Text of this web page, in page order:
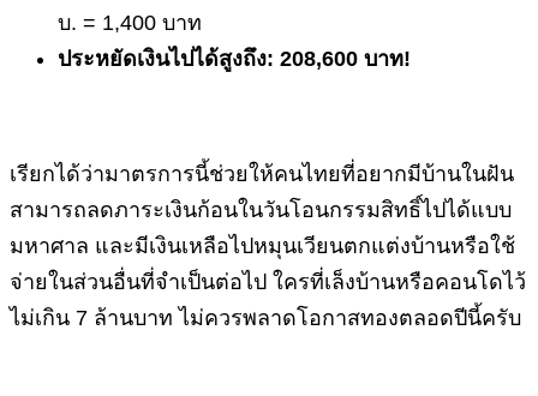
บ. = 1,400 บาท
ประหยัดเงินไปได้สูงถึง: 208,600 บาท!
เรียกได้ว่ามาตรการนี้ช่วยให้คนไทยที่อยากมีบ้านในฝัน
สามารถลดภาระเงินก้อนในวันโอนกรรมสิทธิ์ไปได้แบบ
มหาศาล และมีเงินเหลือไปหมุนเวียนตกแต่งบ้านหรือใช้
จ่ายในส่วนอื่นที่จำเป็นต่อไป ใครที่เล็งบ้านหรือคอนโดไว้
ไม่เกิน 7 ล้านบาท ไม่ควรพลาดโอกาสทองตลอดปีนี้ครับ